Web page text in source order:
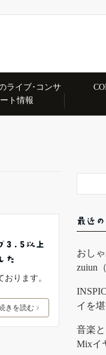
ライブ･コンサ
ート情報
3.5以上
た
ります。
きを読む
最近
おし
zuiun
イを
音楽
Mixイ